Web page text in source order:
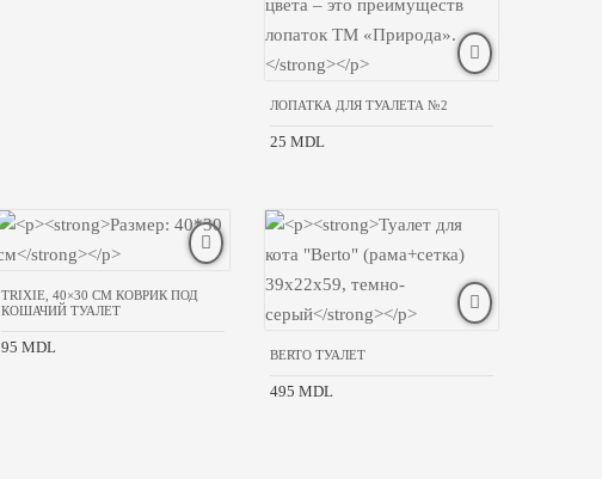
ЛОПАТКА ДЛЯ ТУАЛЕТА №2
25 MDL
TRIXIE, 40×30 CM КОВРИК ПОД
КОШАЧИЙ ТУАЛЕТ
95 MDL BERTO ТУАЛЕТ
495 MDL